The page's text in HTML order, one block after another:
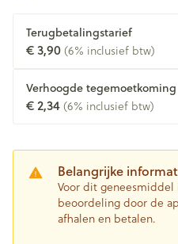
Terugbetalingstarief
€ 3,90(6% inclusief btw)
Verhoogde tegemoetkoming
€ 2,34(6% inclusief btw)
Belangrijke
Voor dit geneesmiddel
beoordeling door de
afhalen en betalen.